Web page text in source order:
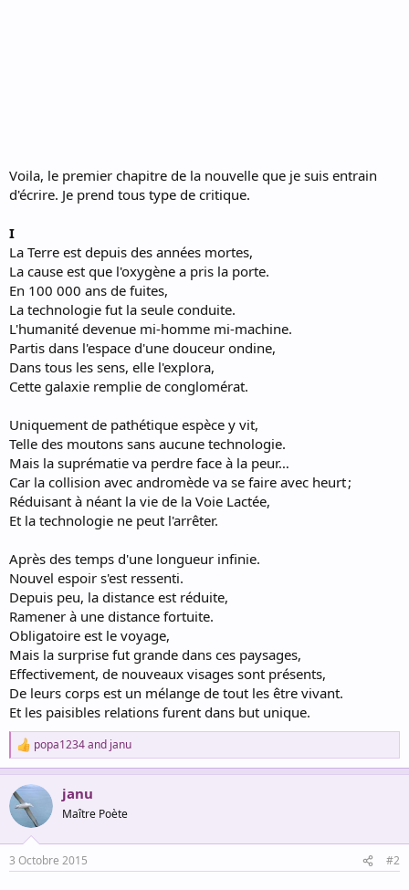
Voila, le premier chapitre de la nouvelle que je suis entrain
d'écrire. Je prend tous type de critique.
I
La Terre est depuis des années mortes,
La cause est que l'oxygène a pris la porte.
En 100 000 ans de fuites,
La technologie fut la seule conduite.
L'humanité devenue mi-homme mi-machine.
Partis dans l'espace d'une douceur ondine,
Dans tous les sens, elle l'explora,
Cette galaxie remplie de conglomérat.
Uniquement de pathétique espèce y vit,
Telle des moutons sans aucune technologie.
Mais la suprématie va perdre face à la peur…
Car la collision avec andromède va se faire avec heurt ;
Réduisant à néant la vie de la Voie Lactée,
Et la technologie ne peut l'arrêter.
Après des temps d'une longueur infinie.
Nouvel espoir s'est ressenti.
Depuis peu, la distance est réduite,
Ramener à une distance fortuite.
Obligatoire est le voyage,
Mais la surprise fut grande dans ces paysages,
Effectivement, de nouveaux visages sont présents,
De leurs corps est un mélange de tout les être vivant.
Et les paisibles relations furent dans but unique.
R
e
a
c
t
i
s
popa1234and janu
janu
Maître Poète
3 Octobre 2015 #2